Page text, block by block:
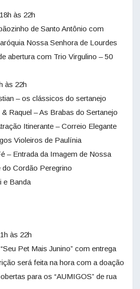
às 22h
de Santo Antônio com
Nossa Senhora de Lourdes
abertura com Trio Virgulino – 50
às 22h
– os clássicos do sertanejo
Raquel – As Brabas do Sertanejo
Itinerante – Correio Elegante
Violeiros de Paulínia
– Entrada da Imagem de Nossa
do Cordão Peregrino
e Banda
às 22h
Pet Mais Junino” com entrega
será feita na hora com a doação
para os “AUMIGOS” de rua